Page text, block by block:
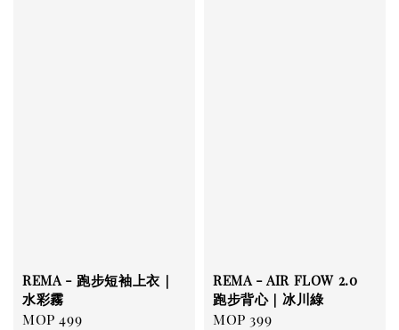
REMA - 跑步短袖上衣｜
水彩霧
Regular
MOP 499
REMA - AIR FLOW 2.0
跑步背心｜冰川綠
Regular
MOP 399